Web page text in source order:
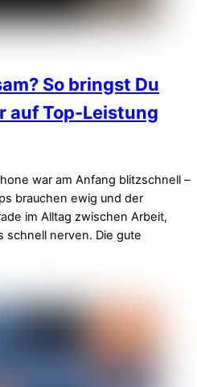
So bringst Du
auf Top-Leistung
war am Anfang blitzschnell –
brauchen ewig und der
im Alltag zwischen Arbeit,
schnell nerven. Die gute